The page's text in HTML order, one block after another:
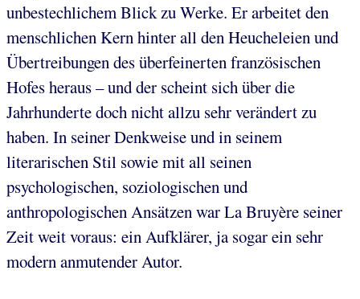
unbestechlichem Blick zu Werke. Er arbeitet den
menschlichen Kern hinter all den Heucheleien und
Übertreibungen des überfeinerten französischen
Hofes heraus – und der scheint sich über die
Jahrhunderte doch nicht allzu sehr verändert zu
haben. In seiner Denkweise und in seinem
literarischen Stil sowie mit all seinen
psychologischen, soziologischen und
anthropologischen Ansätzen war La Bruyère seiner
Zeit weit voraus: ein Aufklärer, ja sogar ein sehr
modern anmutender Autor.